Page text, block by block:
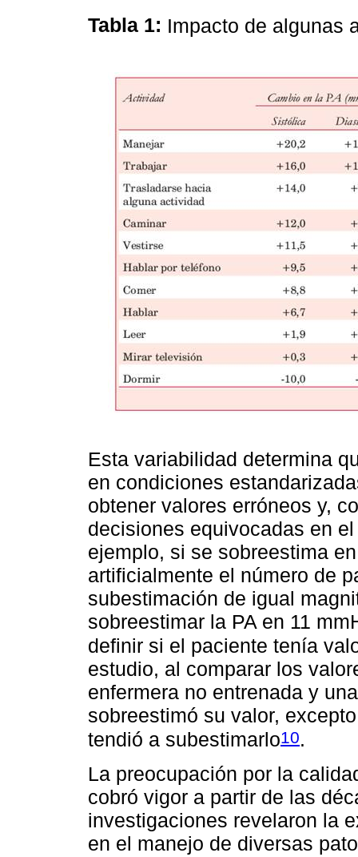
Tabla 1: Impacto de algunas
Esta variabilidad determina
en condiciones
obtener valores erróneos y,
decisiones equivocadas en
ejemplo, si se sobreestima
artificialmente el número de
subestimación de igual
sobreestimar la PA en 11
definir si el paciente tenía
estudio, al comparar los
enfermera no entrenada y
sobreestimó su valor,
tendió a subestimarlo10.
La preocupación por la
cobró vigor a partir de las
investigaciones revelaron la
en el manejo de diversas